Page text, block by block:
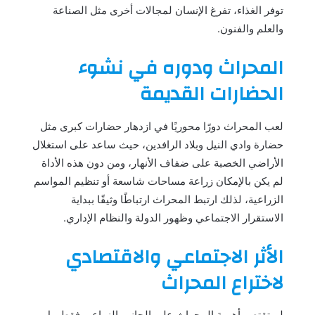
توفر الغذاء، تفرغ الإنسان لمجالات أخرى مثل الصناعة
والعلم والفنون.
المحراث ودوره في نشوء
الحضارات القديمة
لعب المحراث دورًا محوريًا في ازدهار حضارات كبرى مثل
حضارة وادي النيل وبلاد الرافدين، حيث ساعد على استغلال
الأراضي الخصبة على ضفاف الأنهار، ومن دون هذه الأداة
لم يكن بالإمكان زراعة مساحات شاسعة أو تنظيم المواسم
الزراعية، لذلك ارتبط المحراث ارتباطًا وثيقًا ببداية
الاستقرار الاجتماعي وظهور الدولة والنظام الإداري.
الأثر الاجتماعي والاقتصادي
لاختراع المحراث